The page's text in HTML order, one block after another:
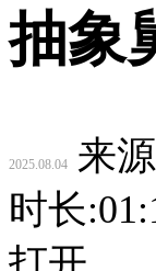
抽象
2025.08.04
来
时长: